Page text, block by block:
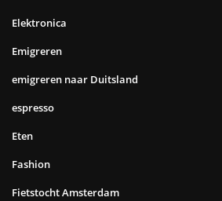
Elektronica
Emigreren
emigreren naar Duitsland
espresso
Eten
Fashion
Fietstocht Amsterdam